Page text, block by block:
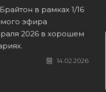
в рамках 1/16
эфира
2026 в хорошем
14.02.2026